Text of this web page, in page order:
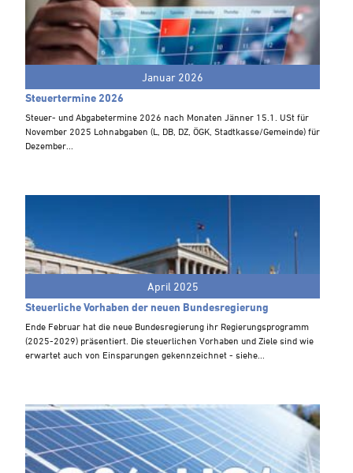
Management-Info
Ärzte-Info
Gastronomie-Info
Vermieter-Info
Steuern A-Z
Januar 2026
Steuertermine 2026
Steuer- und Abgabetermine 2026 nach Monaten Jänner 15.1. USt für
November 2025 Lohnabgaben (L, DB, DZ, ÖGK, Stadtkasse/Gemeinde) für
Dezember...
April 2025
Steuerliche Vorhaben der neuen Bundesregierung
Ende Februar hat die neue Bundesregierung ihr Regierungsprogramm
(2025-2029) präsentiert. Die steuerlichen Vorhaben und Ziele sind wie
erwartet auch von Einsparungen gekennzeichnet - siehe...